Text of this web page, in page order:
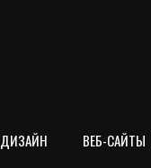
ДИЗАЙН ВЕБ-САЙТЫ